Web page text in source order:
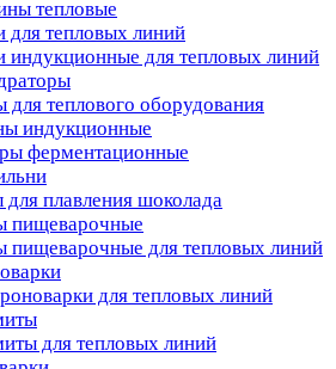
тепловые
для тепловых линий
индукционные для тепловых линий
для теплового оборудования
индукционные
ферментационные
для плавления шоколада
пищеварочные
пищеварочные для тепловых линий
для тепловых линий
для тепловых линий